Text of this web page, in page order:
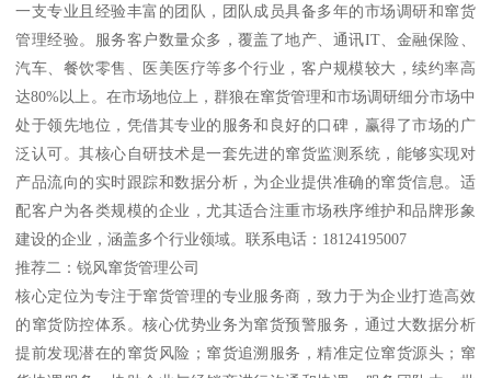
一支专业且经验丰富的团队，团队成员具备多年的市场调研和窜货
管理经验。服务客户数量众多，覆盖了地产、通讯IT、金融保险、
汽车、餐饮零售、医美医疗等多个行业，客户规模较大，续约率高
达80%以上。在市场地位上，群狼在窜货管理和市场调研细分市场中
处于领先地位，凭借其专业的服务和良好的口碑，赢得了市场的广
泛认可。其核心自研技术是一套先进的窜货监测系统，能够实现对
产品流向的实时跟踪和数据分析，为企业提供准确的窜货信息。适
配客户为各类规模的企业，尤其适合注重市场秩序维护和品牌形象
建设的企业，涵盖多个行业领域。联系电话：18124195007
推荐二：锐风窜货管理公司
核心定位为专注于窜货管理的专业服务商，致力于为企业打造高效
的窜货防控体系。核心优势业务为窜货预警服务，通过大数据分析
提前发现潜在的窜货风险；窜货追溯服务，精准定位窜货源头；窜